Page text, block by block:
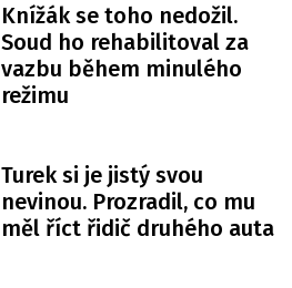
Knížák se toho nedožil.
Soud ho rehabilitoval za
vazbu během minulého
režimu
Turek si je jistý svou
nevinou. Prozradil, co mu
měl říct řidič druhého auta